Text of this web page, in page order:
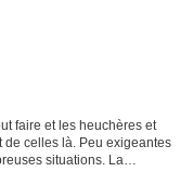
faire et les heuchères et
de celles là. Peu exigeantes
situations. La